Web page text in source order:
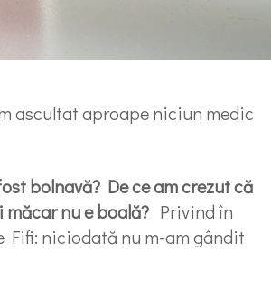
ascultat aproape niciun medic
bolnavă? De ce am crezut că
nu e boală? Privind în
Fifi: niciodată nu m-am gândit